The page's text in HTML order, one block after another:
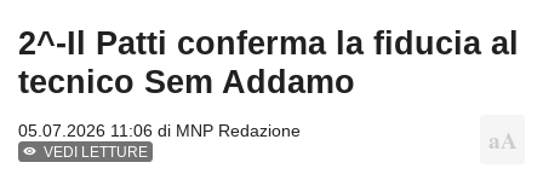
2^-Il Patti conferma la fiducia al
tecnico Sem Addamo
05.07.2026 11:06 di MNP Redazione
VEDI LETTURE